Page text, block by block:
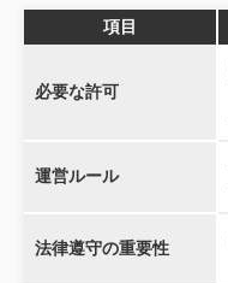
項目
必要な許可
運営ルール
法律遵守の重要性